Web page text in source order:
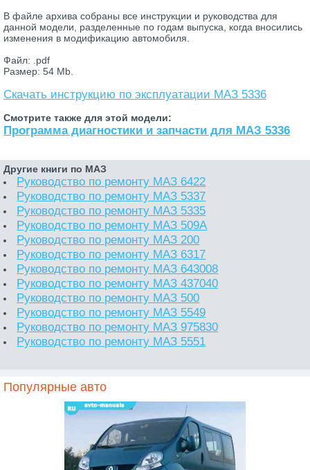
В файле архива собраны все инструкции и руководства для
данной модели, разделенные по годам выпуска, когда вносились
изменения в модификацию автомобиля.
Файл: .pdf
Размер: 54 Mb.
Скачать инструкцию по эксплуатации МАЗ 5336
Смотрите также для этой модели:
Программа диагностики и запчасти для МАЗ 5336
Другие книги по МАЗ
Руководство по ремонту МАЗ 6422
Руководство по ремонту МАЗ 5337
Руководство по ремонту МАЗ 5335
Руководство по ремонту МАЗ 509А
Руководство по ремонту МАЗ 200
Руководство по ремонту МАЗ 6317
Руководство по ремонту МАЗ 643008
Руководство по ремонту МАЗ 437040
Руководство по ремонту МАЗ 500
Руководство по ремонту МАЗ 5549
Руководство по ремонту МАЗ 975830
Руководство по ремонту МАЗ 5551
Популярные авто